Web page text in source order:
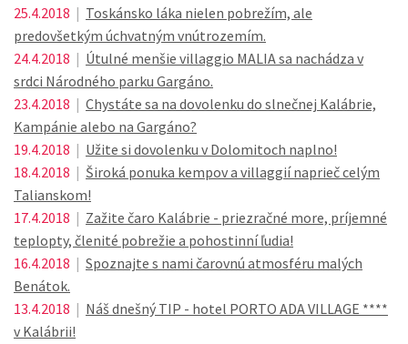
25.4.2018 | Toskánsko láka nielen pobrežím, ale
predovšetkým úchvatným vnútrozemím.
24.4.2018 | Útulné menšie villaggio MALIA sa nachádza v
srdci Národného parku Gargáno.
23.4.2018 | Chystáte sa na dovolenku do slnečnej Kalábrie,
Kampánie alebo na Gargáno?
19.4.2018 | Užite si dovolenku v Dolomitoch naplno!
18.4.2018 | Široká ponuka kempov a villaggií naprieč celým
Talianskom!
17.4.2018 | Zažite čaro Kalábrie - priezračné more, príjemné
teplopty, členité pobrežie a pohostinní ľudia!
16.4.2018 | Spoznajte s nami čarovnú atmosféru malých
Benátok.
13.4.2018 | Náš dnešný TIP - hotel PORTO ADA VILLAGE ****
v Kalábrii!